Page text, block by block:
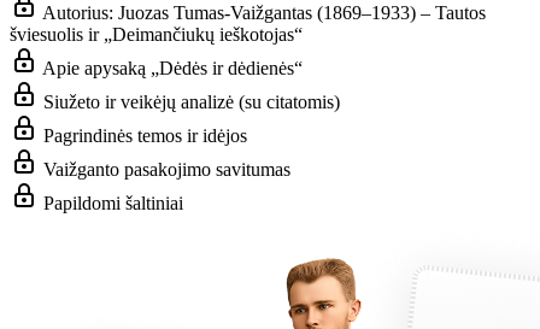
Autorius: Juozas Tumas-Vaižgantas (1869–1933) – Tautos
šviesuolis ir „Deimančiukų ieškotojas“
Apie apysaką „Dėdės ir dėdienės“
Siužeto ir veikėjų analizė (su citatomis)
Pagrindinės temos ir idėjos
Vaižganto pasakojimo savitumas
Papildomi šaltiniai